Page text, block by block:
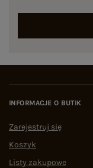
INFORMACJE O BUTIK
Zarejestruj się
Koszyk
Listy zakupowe